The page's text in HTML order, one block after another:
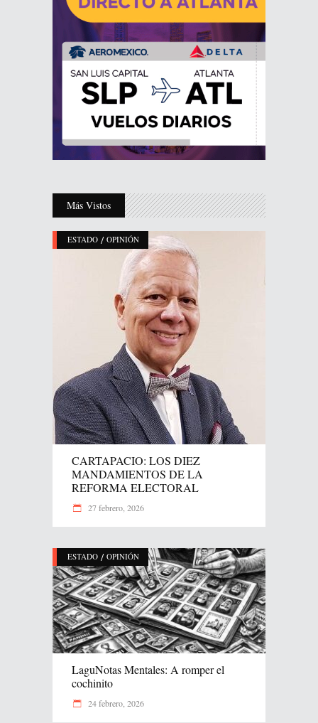
Más Vistos
ESTADO / OPINIÓN
CARTAPACIO: LOS DIEZ
MANDAMIENTOS DE LA
REFORMA ELECTORAL
27 febrero, 2026
ESTADO / OPINIÓN
LaguNotas Mentales: A romper el
cochinito
24 febrero, 2026